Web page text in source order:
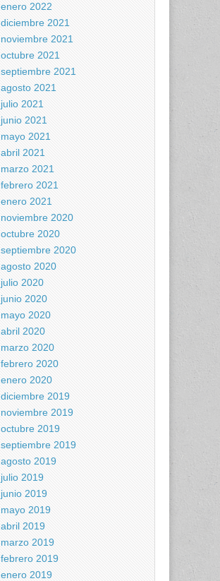
enero 2022
diciembre 2021
noviembre 2021
octubre 2021
septiembre 2021
agosto 2021
julio 2021
junio 2021
mayo 2021
abril 2021
marzo 2021
febrero 2021
enero 2021
noviembre 2020
octubre 2020
septiembre 2020
agosto 2020
julio 2020
junio 2020
mayo 2020
abril 2020
marzo 2020
febrero 2020
enero 2020
diciembre 2019
noviembre 2019
octubre 2019
septiembre 2019
agosto 2019
julio 2019
junio 2019
mayo 2019
abril 2019
marzo 2019
febrero 2019
enero 2019